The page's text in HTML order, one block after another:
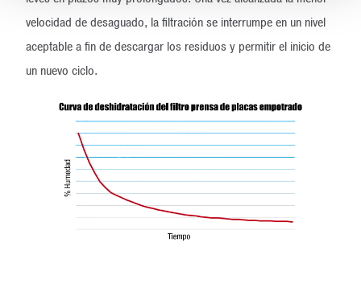
velocidad de desaguado, la filtración se interrumpe en un nivel
aceptable a fin de descargar los residuos y permitir el inicio de
un nuevo ciclo.